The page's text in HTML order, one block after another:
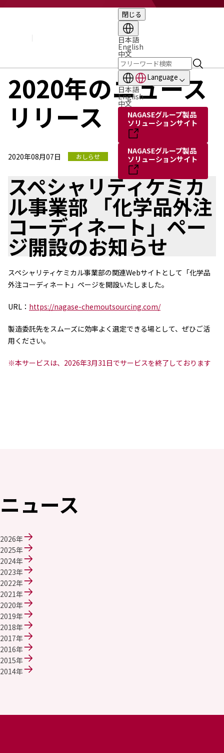
閉じる
日本語
English
中文
Language
日本語
English
中文
NAGASEグループ製品
ソリューションサイト
NAGASEグループ製品
ソリューションサイト
役員・執行役員
国内・海外のNAGASEグループ
ニュース
2026年
2024年
2023年
2021年
2019年
2018年
2016年
ナガセバイオイノベーションセンター
ナガセアプリケーションワークショップ
NAGASEバイオテック室
IR（投資家情報）
IRニュース：2026年
IRライブラリー
個人株主・投資家の皆様へ
株主・株式情報
財務情報
サステナビリティ
NAGASEグループのサステナビリティ
トップメッセージ
統合報告書
環境
2020年のニュース
リリース
2020年08月07日 おしらせ
スペシャリティケミカ
ル事業部 「化学品外注
コーディネート」ペー
ジ開設のお知らせ
スペシャリティケミカル事業部の関連Webサイトとして「化学品
外注コーディネート」ページを開設いたしました。
URL： https://nagase-chemoutsourcing.com/
製造委託先をスムーズに効率よく選定できる場として、ぜひご活
用ください。
※本サービスは、2026年3月31日でサービスを終了しております
ニュース
2026年
2025年
2024年
2023年
2022年
2021年
2020年
2019年
2018年
2017年
2016年
2015年
2014年